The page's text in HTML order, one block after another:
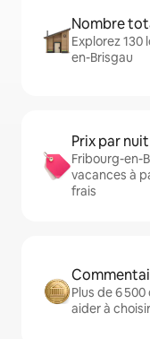
Nombre
Explorez
en-Brisgau
Prix par
Fribourg-en-
vacances à
frais
Plus de 6
aider à choisir